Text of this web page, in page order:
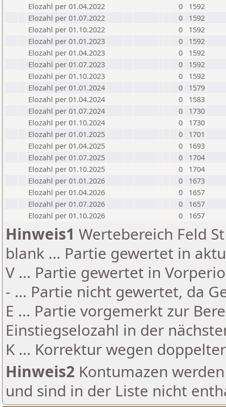
Elozahl per 01.04.2022
0
1592
Elozahl per 01.07.2022
0
1592
Elozahl per 01.10.2022
0
1592
Elozahl per 01.01.2023
0
1592
Elozahl per 01.04.2023
0
1592
Elozahl per 01.07.2023
0
1592
Elozahl per 01.10.2023
0
1592
Elozahl per 01.01.2024
0
1579
Elozahl per 01.04.2024
0
1583
Elozahl per 01.07.2024
0
1730
Elozahl per 01.10.2024
0
1730
Elozahl per 01.01.2025
0
1701
Elozahl per 01.04.2025
0
1693
Elozahl per 01.07.2025
0
1704
Elozahl per 01.10.2025
0
1704
Elozahl per 01.01.2026
0
1673
Elozahl per 01.04.2026
0
1657
Elozahl per 01.07.2026
0
1657
Elozahl per 01.10.2026
0 1657
Hinweis1 Wertebereich Feld
blank ... Partie gewertet in
V ... Partie gewertet in
- ... Partie nicht gewertet, da
E ... Partie vorgemerkt zur
Einstiegselozahl in der
K ... Korrektur wegen
Hinweis2 Kontumazen
und sind in der Liste nicht